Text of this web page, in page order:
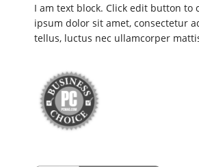
I am text block. Click edit button to
ipsum dolor sit amet, consectetur
tellus, luctus nec ullamcorper